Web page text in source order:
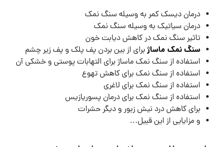
درمان دیسک کمر به وسیله سنگ نمک
درمان سیاتیک به وسیله سنگ نمک
تاثیر سنگ نمک در کاهش دیابت خون
سنگ نمک ماساژبرای از بین بردن پف پلک و پف زیر چشم
استفاده از سنگ نمک ماساژ برای التهابات پوستی و خشکی آن
استفاده از سنگ نمک برای کاهش تهوع
استفاده از سنگ نمک برای لاغری
استفاده از سنگ نمک برای درمان پسوریازیس
برای کاهش درد نیش زبور و دیگر حشرات
و مزایایی از این قبیل…